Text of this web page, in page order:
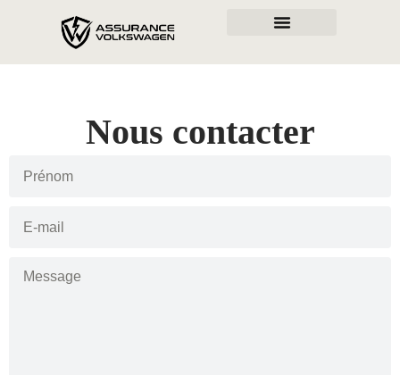
Nous contacter